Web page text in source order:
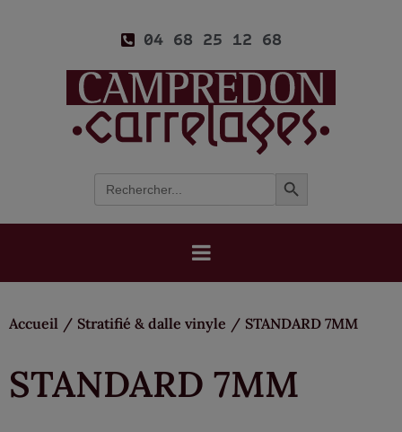
04 68 25 12 68
Search
for:
Search Button
Accueil / Stratifié & dalle vinyle / STANDARD 7MM
STANDARD 7MM